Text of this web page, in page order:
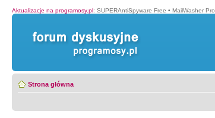
Aktualizacje na programosy.pl: SUPERAntiSpyware Free • MailWasher Pro
Strona główna